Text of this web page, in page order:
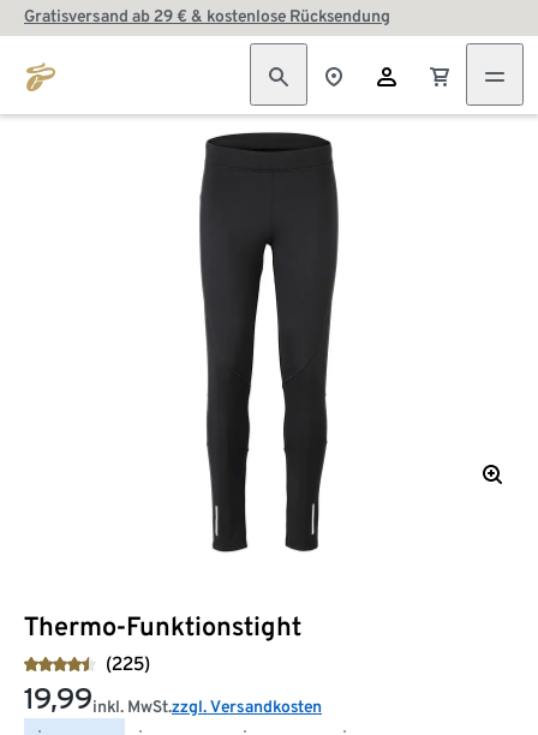
Gratisversand ab 29 € & kostenlose Rücksendung
Thermo-Funktionstight
(225)
19,99inkl. MwSt.zzgl. Versandkosten